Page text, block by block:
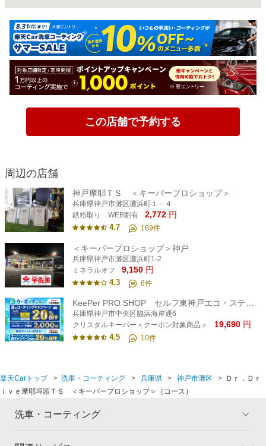
この店舗で予約する
周辺の店舗
神戸摩耶ＴＳ ＜キーパープロショップ＞
兵庫県神戸市灘区灘浜町１－４
鉄粉取り WEB割有
2,772 円
4.7 169件
＜キーパープロショップ＞神戸
兵庫県神戸市灘区灘浜町1-2
ミネラルオフ
9,150 円
4.3 8件
KeePer PRO SHOP セルフ東神戸エコ・ステーション
兵庫県神戸市中央区脇浜海岸通6
クリスタルキーパー＜クーポン対象商品＞
19,690 円
4.5 10件
楽天Carトップ 洗車・コーティング 兵庫県 神戸市灘区
Ｄｒ．Ｄｒ
ｉｖｅ摩耶埠頭ＴＳ ＜キーパープロショップ＞（コース）
洗車・コーティング